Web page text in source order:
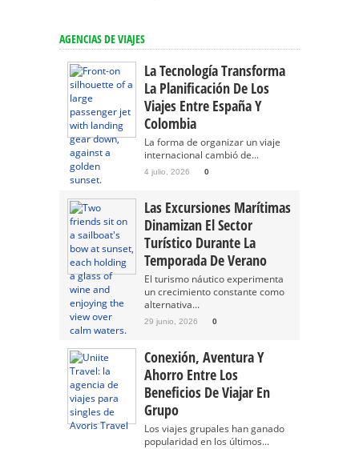
AGENCIAS DE VIAJES
La Tecnología Transforma
La Planificación De Los
Viajes Entre España Y
Colombia
La forma de organizar un viaje
internacional cambió de...
4 julio, 2026 0
Las Excursiones Marítimas
Dinamizan El Sector
Turístico Durante La
Temporada De Verano
El turismo náutico experimenta
un crecimiento constante como
alternativa...
29 junio, 2026 0
Conexión, Aventura Y
Ahorro Entre Los
Beneficios De Viajar En
Grupo
Los viajes grupales han ganado
popularidad en los últimos...